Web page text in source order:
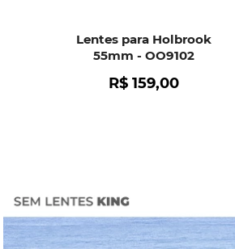
Lentes para Holbrook
55mm - OO9102
R$ 159,00